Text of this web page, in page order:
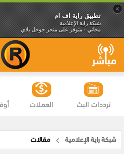
×
تطبيق راية اف ام
شبكة راية الإعلامية
مجاني - متوفر على متجر جوجل بلاي
العملات ترددات البث
شبكة راية الإعلامية مقالات